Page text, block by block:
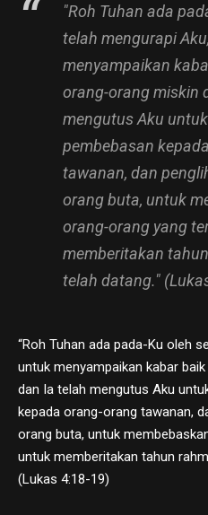
"Roh Tuhan ada
telah mengurapi
menyampaikan
orang-orang miskin
mengutus Aku
pembebasan
tawanan, dan
orang buta, untuk
orang-orang yang
memberitakan
telah datang."
“Roh Tuhan ada pada-Ku oleh
untuk menyampaikan kabar
dan Ia telah mengutus Aku
kepada orang-orang tawanan,
orang buta, untuk
untuk memberitakan tahun
(Lukas 4:18-19)